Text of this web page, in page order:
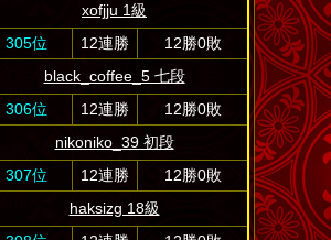
xofjju 1級
305位
12連勝
12勝0敗
black_coffee_5 七段
306位
12連勝
12勝0敗
nikoniko_39 初段
307位
12連勝
12勝0敗
haksizg 18級